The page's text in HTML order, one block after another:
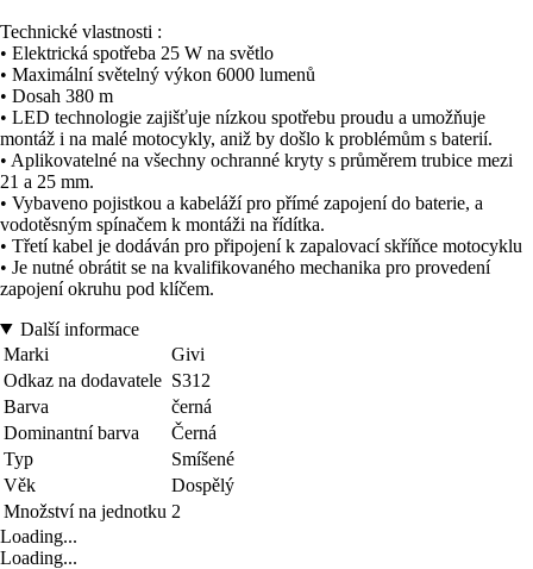
Technické vlastnosti :
• Elektrická spotřeba 25 W na světlo
• Maximální světelný výkon 6000 lumenů
• Dosah 380 m
• LED technologie zajišťuje nízkou spotřebu proudu a umožňuje
montáž i na malé motocykly, aniž by došlo k problémům s baterií.
• Aplikovatelné na všechny ochranné kryty s průměrem trubice mezi
21 a 25 mm.
• Vybaveno pojistkou a kabeláží pro přímé zapojení do baterie, a
vodotěsným spínačem k montáži na řídítka.
• Třetí kabel je dodáván pro připojení k zapalovací skříňce motocyklu
• Je nutné obrátit se na kvalifikovaného mechanika pro provedení
zapojení okruhu pod klíčem.
Další informace
Marki
Givi
Odkaz na dodavatele S312
Barva
černá
Dominantní barva
Černá
Typ
Smíšené
Věk
Dospělý
Množství na jednotku 2
Loading...
Loading...